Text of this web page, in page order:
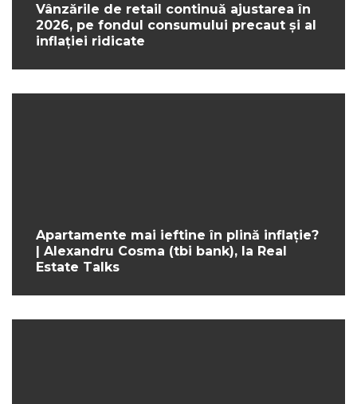
Vânzările de retail continuă ajustarea în
2026, pe fondul consumului precaut și al
inflației ridicate
Apartamente mai ieftine în plină inflație?
| Alexandru Cosma (tbi bank), la Real
Estate Talks